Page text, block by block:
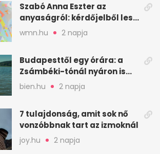
Szabó Anna Eszter az
anyaságról: kérdőjelből lesz
valaha felkiáltójel?
wmn.hu 2 napja
Budapesttől egy órára: a
Zsámbéki-tónál nyáron is
van hely
bien.hu 2 napja
7 tulajdonság, amit sok nő
vonzóbbnak tart az izmoknál
joy.hu 2 napja